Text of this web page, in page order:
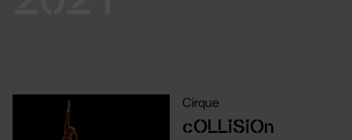
Cirque
cOLLiSiOn